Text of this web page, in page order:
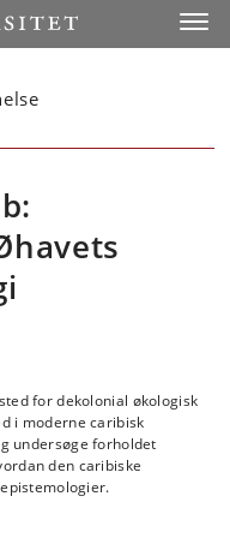
for dekolonial økologisk
i moderne caribisk
undersøge forholdet
den caribiske